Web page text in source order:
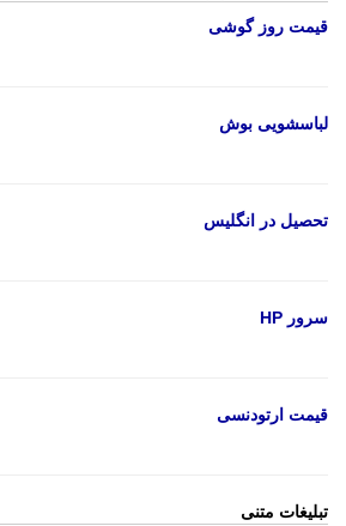
قیمت روز گوشی
لباسشویی بوش
تحصیل در انگلیس
سرور HP
قیمت ارتودنسی
تبلیغات متنی